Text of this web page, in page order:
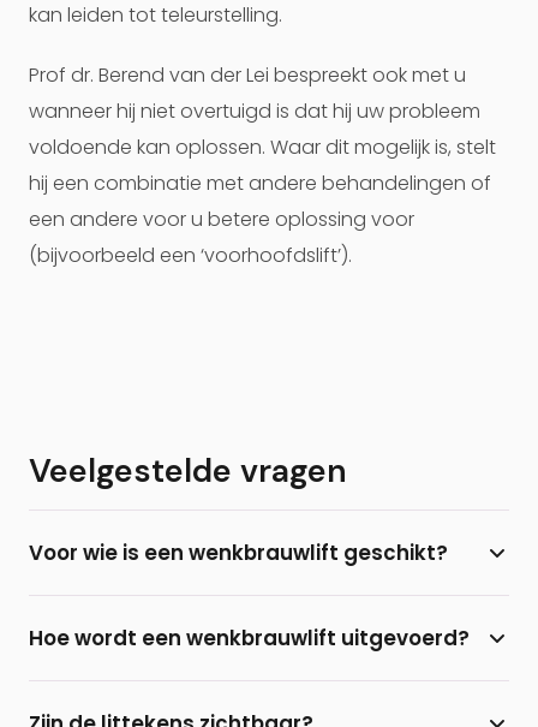
kan leiden tot teleurstelling.
Prof dr. Berend van der Lei bespreekt ook met u
wanneer hij niet overtuigd is dat hij uw probleem
voldoende kan oplossen. Waar dit mogelijk is, stelt
hij een combinatie met andere behandelingen of
een andere voor u betere oplossing voor
(bijvoorbeeld een ‘voorhoofdslift’).
Veelgestelde vragen
Voor wie is een wenkbrauwlift geschikt?
de wenkbrauwen in een te lage positie zitten,
waardoor de ogen extra zwaar lijken en er een
vermoeid, boos of streng uiterlijk is ontstaan.
Hoe wordt een wenkbrauwlift uitgevoerd?